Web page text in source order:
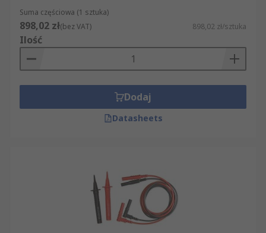
Suma częściowa (1 sztuka)
898,02 zł(bez VAT) 898,02 zł/sztuka
Ilość
Dodaj
Datasheets